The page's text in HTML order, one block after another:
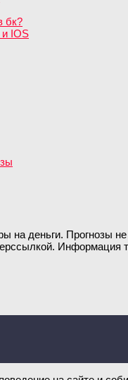
бк?
и IOS
на деньги.
Информация